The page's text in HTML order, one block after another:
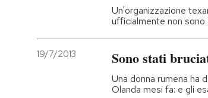
I MIEI PREFERITI
Un'organizzazione
ufficialmente non
19/7/2013 Sono stati
Una donna rumena ha
Olanda mesi fa: e gli